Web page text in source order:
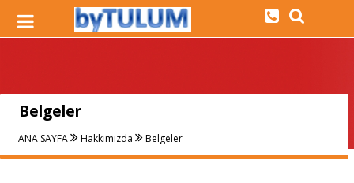
Belgeler
ANA SAYFA Hakkımızda Belgeler